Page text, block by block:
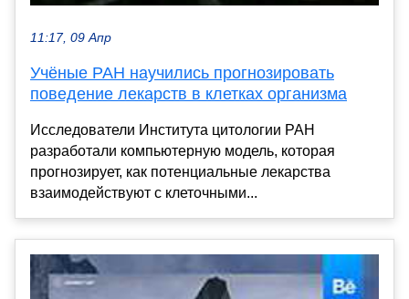
11:17, 09 Апр
Учёные РАН научились прогнозировать
поведение лекарств в клетках организма
Исследователи Института цитологии РАН
разработали компьютерную модель, которая
прогнозирует, как потенциальные лекарства
взаимодействуют с клеточными...